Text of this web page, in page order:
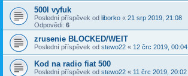
500l vyfuk
Poslední příspěvek od liborko « 21 srp 2019, 21:08
Odpovědi: 6
zrusenie BLOCKED/WEIT
Poslední příspěvek od stewo22 « 12 črc 2019, 00:04
Kod na radio fiat 500
Poslední příspěvek od stewo22 « 11 črc 2019, 20:02